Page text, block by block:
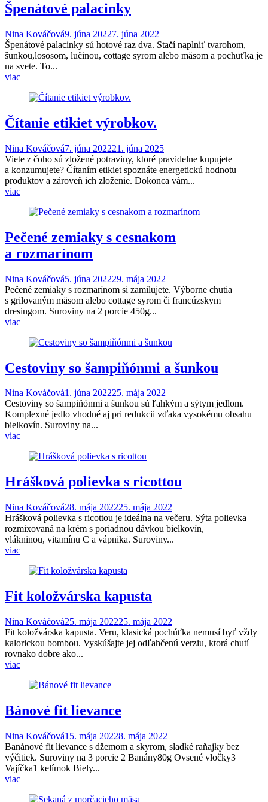
Špenátové palacinky
Nina Kováčová9. júna 20227. júna 2022
Špenátové palacinky sú hotové raz dva. Stačí naplniť tvarohom,
šunkou,lososom, lučinou, cottage syrom alebo mäsom a pochuťka je
na svete. To...
viac
Čítanie etikiet výrobkov.
Nina Kováčová7. júna 202221. júna 2025
Viete z čoho sú zložené potraviny, ktoré pravidelne kupujete
a konzumujete? Čítaním etikiet spoznáte energetickú hodnotu
produktov a zároveň ich zloženie. Dokonca vám...
viac
Pečené zemiaky s cesnakom
a rozmarínom
Nina Kováčová5. júna 202229. mája 2022
Pečené zemiaky s rozmarínom si zamilujete. Výborne chutia
s grilovaným mäsom alebo cottage syrom či francúzskym
dresingom. Suroviny na 2 porcie 450g...
viac
Cestoviny so šampiňónmi a šunkou
Nina Kováčová1. júna 202225. mája 2022
Cestoviny so šampiňónmi a šunkou sú ľahkým a sýtym jedlom.
Komplexné jedlo vhodné aj pri redukcii vďaka vysokému obsahu
bielkovín. Suroviny na...
viac
Hrášková polievka s ricottou
Nina Kováčová28. mája 202225. mája 2022
Hrášková polievka s ricottou je ideálna na večeru. Sýta polievka
rozmixovaná na krém s poriadnou dávkou bielkovín,
vlákninou, vitamínu C a vápnika. Suroviny...
viac
Fit koložvárska kapusta
Nina Kováčová25. mája 202225. mája 2022
Fit koložvárska kapusta. Veru, klasická pochúťka nemusí byť vždy
kalorickou bombou. Vyskúšajte jej odľahčenú verziu, ktorá chutí
rovnako dobre ako...
viac
Bánové fit lievance
Nina Kováčová15. mája 20228. mája 2022
Banánové fit lievance s džemom a skyrom, sladké raňajky bez
výčitiek. Suroviny na 3 porcie 2 Banány80g Ovsené vločky3
Vajíčka1 kelímok Biely...
viac